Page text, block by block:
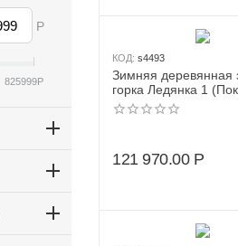
КОД: s4493
Зимняя деревянная
горка Ледянка 1
грунт пропитка цвет
121 970.00 Р
Р
825999Р